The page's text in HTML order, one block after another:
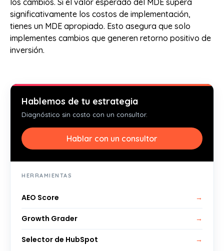
los cambios. Si el valor esperado del MDE supera
significativamente los costos de implementación,
tienes un MDE apropiado. Esto asegura que solo
implementes cambios que generen retorno positivo de
inversión.
Hablemos de tu estrategia
Diagnóstico sin costo con un consultor.
Hablar con un consultor
HERRAMIENTAS
AEO Score →
Growth Grader →
Selector de HubSpot →